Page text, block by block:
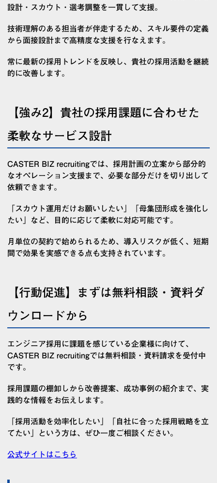
設計・スカウト・選考調整を一貫して支援。
技術理解のある担当者が伴走するため、スキル要件の定義
から面接設計まで高精度な支援を行なえます。
常に最新の採用トレンドを反映し、貴社の採用活動を継続
的に改善します。
【強み2】貴社の採用課題に合わせた
柔軟なサービス設計
CASTER BIZ recruitingでは、採用計画の立案から部分的
なオペレーション支援まで、必要な部分だけを切り出して
依頼できます。
「スカウト運用だけお願いしたい」「母集団形成を強化し
たい」など、目的に応じて柔軟に対応可能です。
月単位の契約で始められるため、導入リスクが低く、短期
間で効果を実感できる点も支持されています。
【行動促進】まずは無料相談・資料ダ
ウンロードから
エンジニア採用に課題を感じている企業様に向けて、
CASTER BIZ recruitingでは無料相談・資料請求を受付中
です。
採用課題の棚卸しから改善提案、成功事例の紹介まで、実
践的な情報をお伝えします。
「採用活動を効率化したい」「自社に合った採用戦略を立
てたい」という方は、ぜひ一度ご相談ください。
公式サイトはこちら